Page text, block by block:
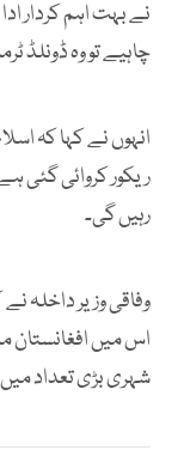
نے بہت اہم کردار
چاہیے تو وہ ڈونلڈ
انہوں نے کہا کہ
ریکور کروائی گئی
رہیں گی۔
وفاقی وزیر داخلہ
اس میں افغانستان
شہری بڑی تعداد